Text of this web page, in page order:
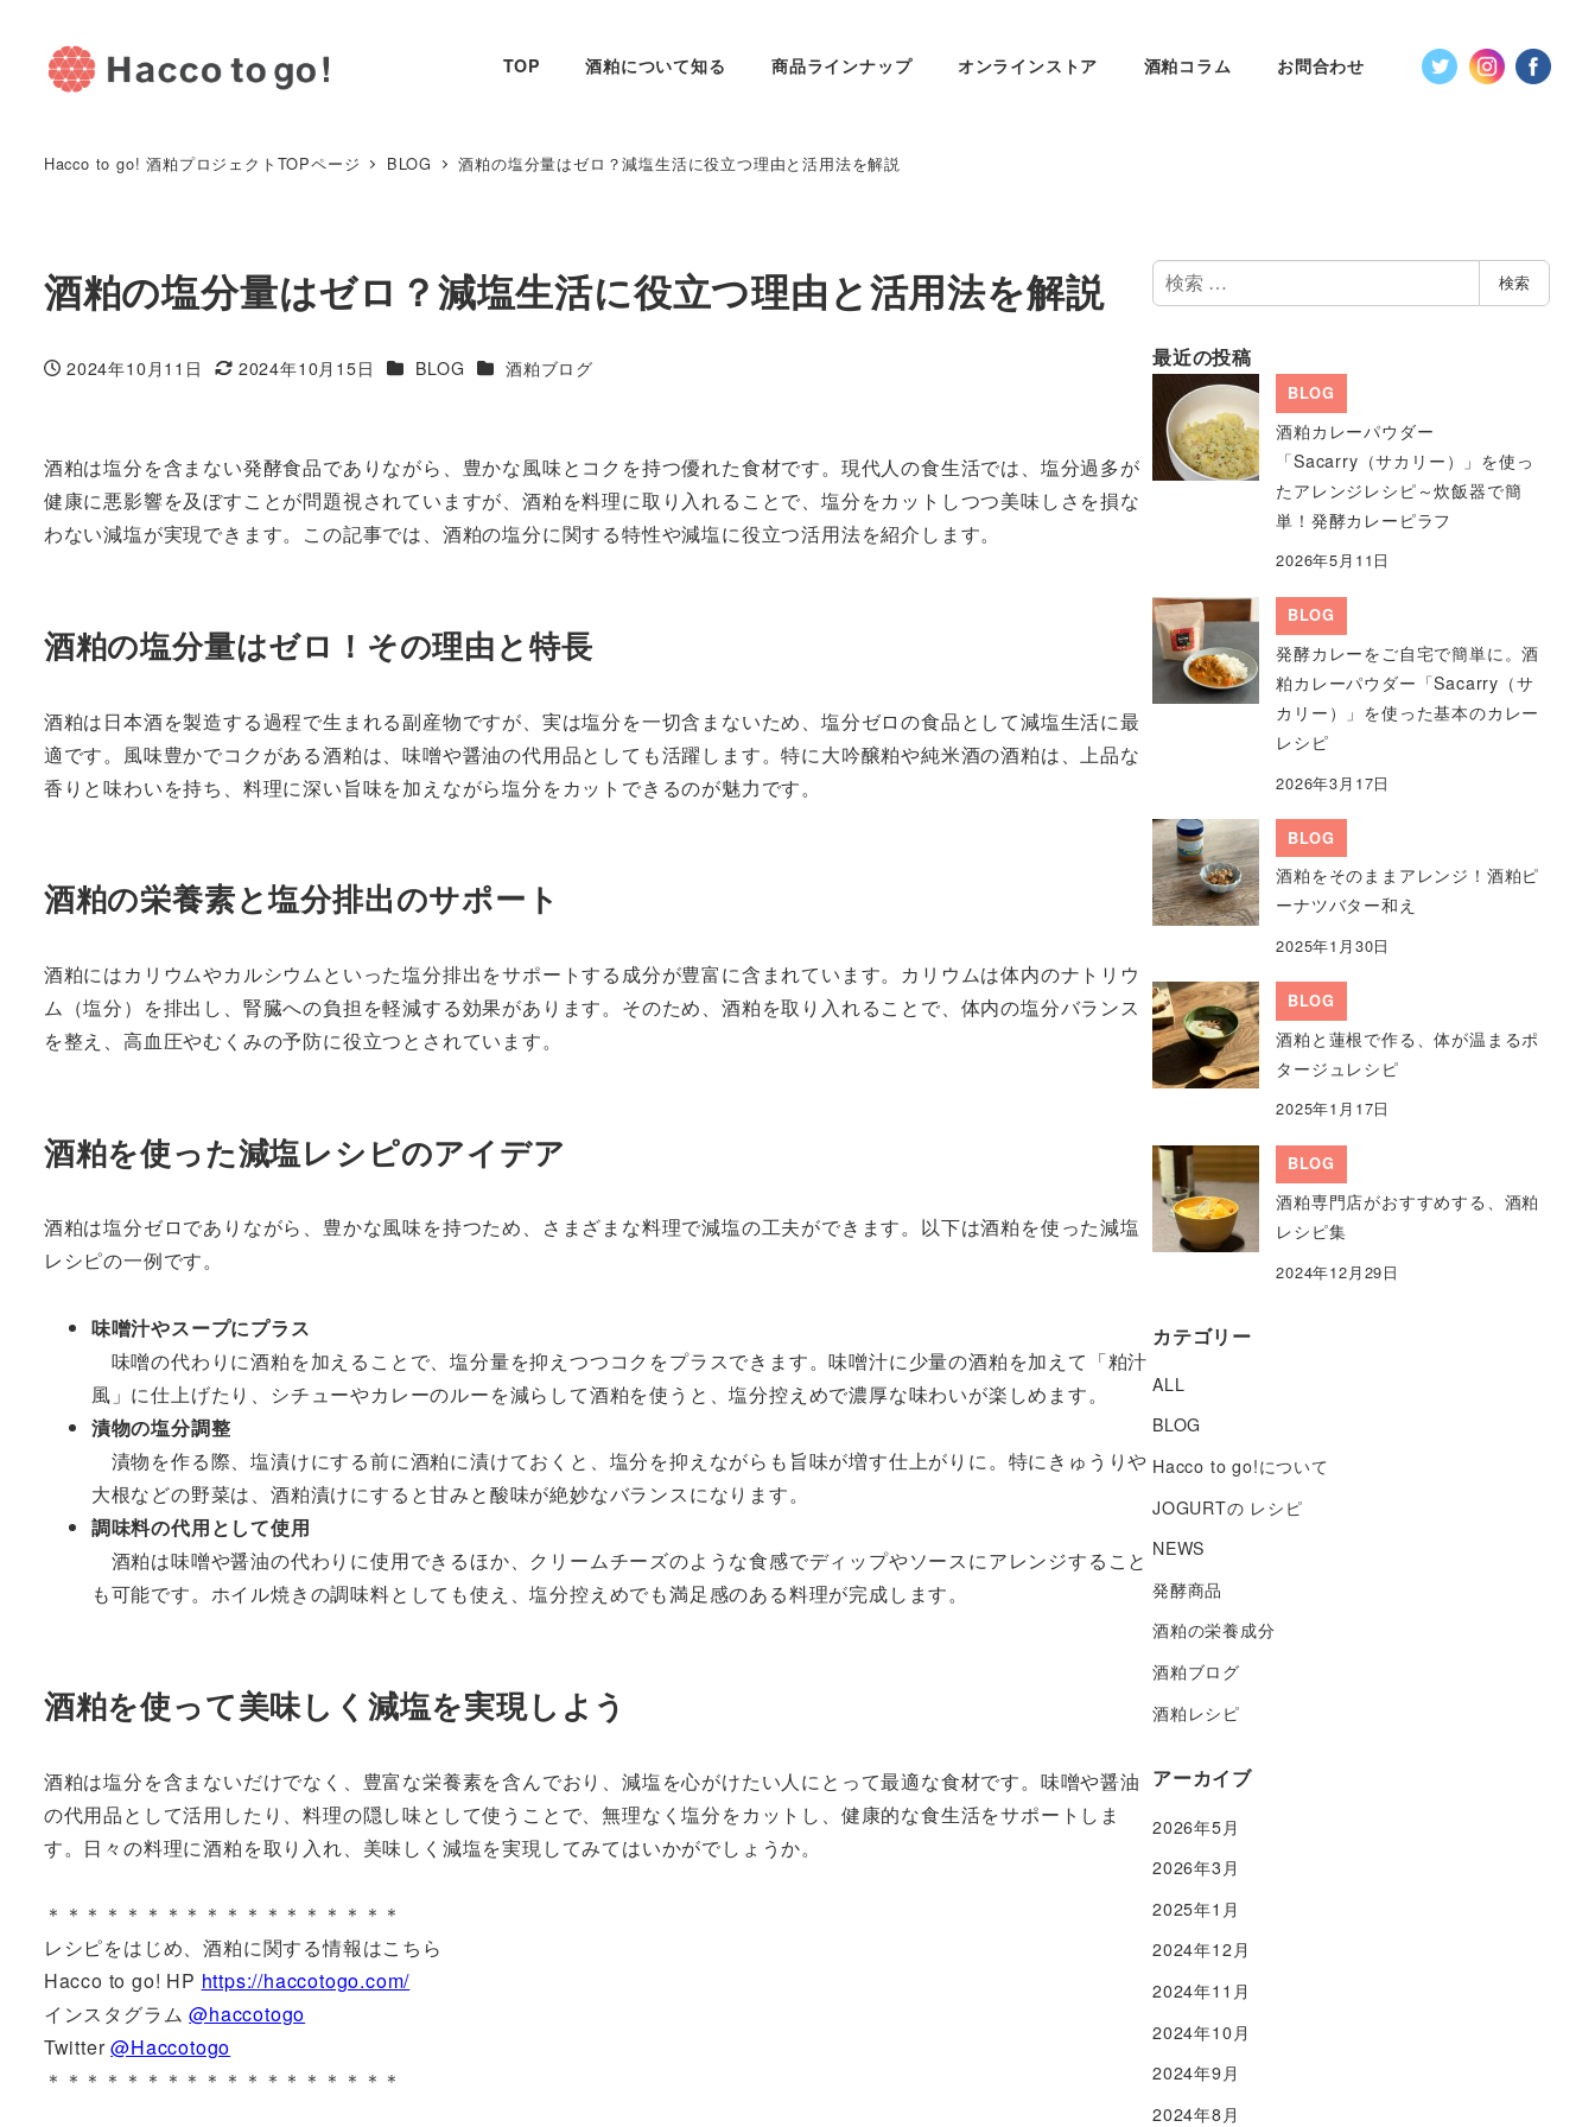
TOP 酒粕について知る 商品ラインナップ オンラインストア 酒粕コラム お問合わせ
Hacco to go! 酒粕プロジェクトTOPページ BLOG 酒粕の塩分量はゼロ？減塩生活に役立つ理由と活用法を解説
酒粕の塩分量はゼロ？減塩生活に役立つ理由と活用法を解説
投稿日
2024年10月11日
更新日
2024年10月15日 カテゴリー
BLOG カテゴリー
酒粕ブログ
酒粕は塩分を含まない発酵食品でありながら、豊かな風味とコクを持つ優れた食材です。現代人の食生活では、塩分過多が
健康に悪影響を及ぼすことが問題視されていますが、酒粕を料理に取り入れることで、塩分をカットしつつ美味しさを損な
わない減塩が実現できます。この記事では、酒粕の塩分に関する特性や減塩に役立つ活用法を紹介します。
酒粕の塩分量はゼロ！その理由と特長
酒粕は日本酒を製造する過程で生まれる副産物ですが、実は塩分を一切含まないため、塩分ゼロの食品として減塩生活に最
適です。風味豊かでコクがある酒粕は、味噌や醤油の代用品としても活躍します。特に大吟醸粕や純米酒の酒粕は、上品な
香りと味わいを持ち、料理に深い旨味を加えながら塩分をカットできるのが魅力です。
酒粕の栄養素と塩分排出のサポート
酒粕にはカリウムやカルシウムといった塩分排出をサポートする成分が豊富に含まれています。カリウムは体内のナトリウ
ム（塩分）を排出し、腎臓への負担を軽減する効果があります。そのため、酒粕を取り入れることで、体内の塩分バランス
を整え、高血圧やむくみの予防に役立つとされています。
酒粕を使った減塩レシピのアイデア
酒粕は塩分ゼロでありながら、豊かな風味を持つため、さまざまな料理で減塩の工夫ができます。以下は酒粕を使った減塩
レシピの一例です。
味噌汁やスープにプラス
味噌の代わりに酒粕を加えることで、塩分量を抑えつつコクをプラスできます。味噌汁に少量の酒粕を加えて「粕汁
風」に仕上げたり、シチューやカレーのルーを減らして酒粕を使うと、塩分控えめで濃厚な味わいが楽しめます。
漬物の塩分調整
漬物を作る際、塩漬けにする前に酒粕に漬けておくと、塩分を抑えながらも旨味が増す仕上がりに。特にきゅうりや
大根などの野菜は、酒粕漬けにすると甘みと酸味が絶妙なバランスになります。
調味料の代用として使用
酒粕は味噌や醤油の代わりに使用できるほか、クリームチーズのような食感でディップやソースにアレンジすること
も可能です。ホイル焼きの調味料としても使え、塩分控えめでも満足感のある料理が完成します。
酒粕を使って美味しく減塩を実現しよう
酒粕は塩分を含まないだけでなく、豊富な栄養素を含んでおり、減塩を心がけたい人にとって最適な食材です。味噌や醤油
の代用品として活用したり、料理の隠し味として使うことで、無理なく塩分をカットし、健康的な食生活をサポートしま
す。日々の料理に酒粕を取り入れ、美味しく減塩を実現してみてはいかがでしょうか。
＊＊＊＊＊＊＊＊＊＊＊＊＊＊＊＊＊＊
レシピをはじめ、酒粕に関する情報はこちら
Hacco to go! HP https://haccotogo.com/
インスタグラム@haccotogo
Twitter@Haccotogo
＊＊＊＊＊＊＊＊＊＊＊＊＊＊＊＊＊＊
検
索
検索
最近の投稿
BLOG
酒粕カレーパウダー
「Sacarry（サカリー）」を使っ
たアレンジレシピ～炊飯器で簡
単！発酵カレーピラフ
2026年5月11日
BLOG
発酵カレーをご自宅で簡単に。酒
粕カレーパウダー「Sacarry（サ
カリー）」を使った基本のカレー
レシピ
2026年3月17日
BLOG
酒粕をそのままアレンジ！酒粕ピ
ーナツバター和え
2025年1月30日
BLOG
酒粕と蓮根で作る、体が温まるポ
タージュレシピ
2025年1月17日
BLOG
酒粕専門店がおすすめする、酒粕
レシピ集
2024年12月29日
カテゴリー
ALL
BLOG
Hacco to go!について
JOGURTの レシピ
NEWS
発酵商品
酒粕の栄養成分
酒粕ブログ
酒粕レシピ
アーカイブ
2026年5月
2026年3月
2025年1月
2024年12月
2024年11月
2024年10月
2024年9月
2024年8月